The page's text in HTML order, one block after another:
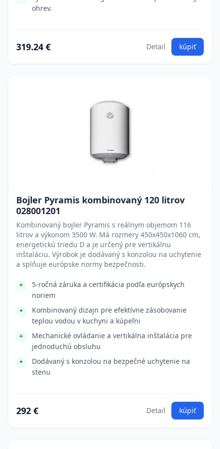
ohrev.
319.24 € Detail kúpiť
Bojler Pyramis kombinovaný 120 litrov
028001201
Kombinovaný bojler Pyramis s reálnym objemom 116
litrov a výkonom 3500 W. Má rozmery 450x450x1060 cm,
energetickú triedu D a je určený pre vertikálnu
inštaláciu. Výrobok je dodávaný s konzolou na uchytenie
a splňuje európske normy bezpečnosti.
5-ročná záruka a certifikácia podľa európskych
noriem
Kombinovaný dizajn pre efektívne zásobovanie
teplou vodou v kuchyni a kúpeľni
Mechanické ovládanie a vertikálna inštalácia pre
jednoduchú obsluhu
Dodávaný s konzolou na bezpečné uchytenie na
stenu
292 € Detail kúpiť